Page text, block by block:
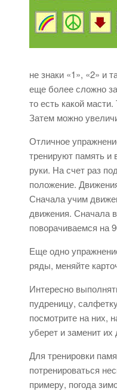
не знаки «1», «2» и
еще более сложно
то есть какой
Затем можно
Отличное
тренируют память
руки. На счет раз
положение.
Сначала учим
движения. Сначала
поворачиваемся на
Еще одно
ряды, меняйте
Интересно
пудреницу,
посмотрите на них,
уберет и заменит
Для тренировки
потренироваться
примеру, погода